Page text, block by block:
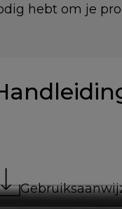
hebt om je